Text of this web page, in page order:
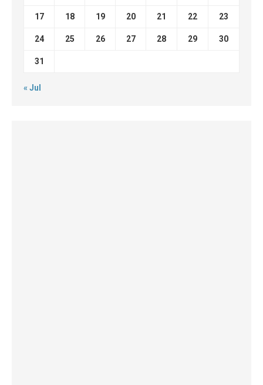
17 18 19 20 21 22 23
24 25 26 27 28 29 30
31
« Jul